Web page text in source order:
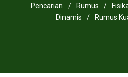
Pencarian / Rumus /
Dinamis
/ Rumus